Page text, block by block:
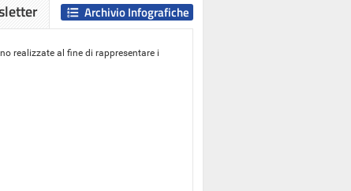
realizzate al fine di rappresentare i
Archivio Infografiche